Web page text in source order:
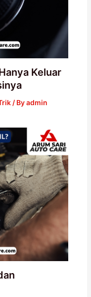
Keluar
/ Byadmin